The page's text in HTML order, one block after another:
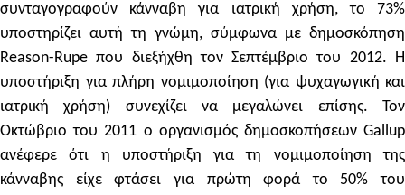
συνταγογραφούν κάνναβη για ιατρική χρήση, το 73%
υποστηρίζει αυτή τη γνώμη, σύμφωνα με δημοσκόπηση
Reason-Rupe που διεξήχθη τον Σεπτέμβριο του 2012. Η
υποστήριξη για πλήρη νομιμοποίηση (για ψυχαγωγική και
ιατρική χρήση) συνεχίζει να μεγαλώνει επίσης. Τον
Οκτώβριο του 2011 ο οργανισμός δημοσκοπήσεων Gallup
ανέφερε ότι η υποστήριξη για τη νομιμοποίηση της
κάνναβης είχε φτάσει για πρώτη φορά το 50% του